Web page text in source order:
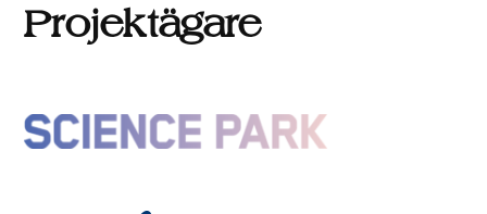
Projektägare